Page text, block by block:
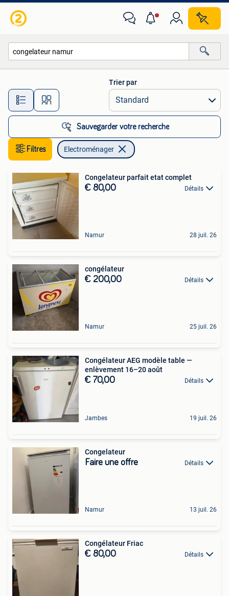
Toutes les distances…
Trier par
Sauvegarder votre recherche
Filtres Electroménager
Congelateur parfait etat complet
€ 80,00 Détails
Namur 28 juil. 26
congélateur
€ 200,00 Détails
Namur 25 juil. 26
Congélateur AEG modèle table —
enlèvement 16–20 août
€ 70,00 Détails
Jambes 19 juil. 26
Congelateur
Faire une offre Détails
Namur 13 juil. 26
Congélateur Friac
€ 80,00 Détails